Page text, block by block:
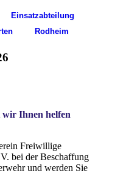
Einsatzabteilung
Rodheim
wir Ihnen helfen
Freiwillige
bei der Beschaffung
und werden Sie